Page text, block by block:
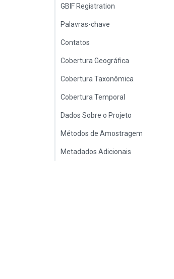
GBIF Registration
Palavras-chave
Contatos
Cobertura Geográfica
Cobertura Taxonômica
Cobertura Temporal
Dados Sobre o Projeto
Métodos de Amostragem
Metadados Adicionais